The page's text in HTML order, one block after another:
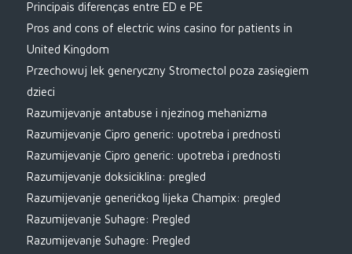
Principais diferenças entre ED e PE
Pros and cons of electric wins casino for patients in
United Kingdom
Przechowuj lek generyczny Stromectol poza zasięgiem
dzieci
Razumijevanje antabuse i njezinog mehanizma
Razumijevanje Cipro generic: upotreba i prednosti
Razumijevanje Cipro generic: upotreba i prednosti
Razumijevanje doksiciklina: pregled
Razumijevanje generičkog lijeka Champix: pregled
Razumijevanje Suhagre: Pregled
Razumijevanje Suhagre: Pregled